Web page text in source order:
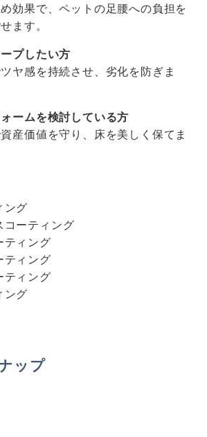
効果で、ペットの足腰への負担を
ます。
プしたい方
ヤ感を持続させ、劣化を防ぎま
ームを検討している方
産価値を守り、床を美しく保てま
ング
コーティング
ティング
ティング
ティング
ング
ップ